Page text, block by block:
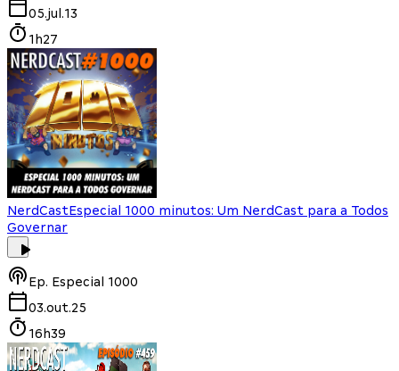
05.jul.13
1h27
NerdCastEspecial 1000 minutos: Um NerdCast para a Todos
Governar
Ep. Especial 1000
03.out.25
16h39